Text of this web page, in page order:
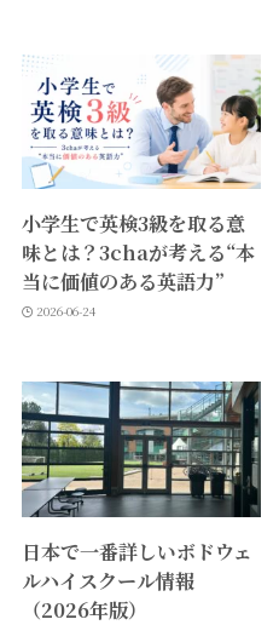
小学生で英検3級を取る意
味とは？3chaが考える“本
当に価値のある英語力”
2026-06-24
日本で一番詳しいボドウェ
ルハイスクール情報
（2026年版）